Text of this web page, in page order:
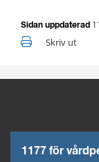
Sidan uppdaterad
Skriv ut
1177 för